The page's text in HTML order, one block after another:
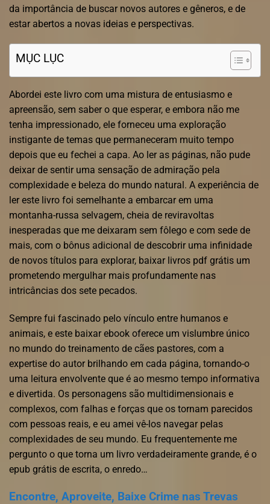
da importância de buscar novos autores e gêneros, e de
estar abertos a novas ideias e perspectivas.
MỤC LỤC
Abordei este livro com uma mistura de entusiasmo e
apreensão, sem saber o que esperar, e embora não me
tenha impressionado, ele forneceu uma exploração
instigante de temas que permaneceram muito tempo
depois que eu fechei a capa. Ao ler as páginas, não pude
deixar de sentir uma sensação de admiração pela
complexidade e beleza do mundo natural. A experiência de
ler este livro foi semelhante a embarcar em uma
montanha-russa selvagem, cheia de reviravoltas
inesperadas que me deixaram sem fôlego e com sede de
mais, com o bônus adicional de descobrir uma infinidade
de novos títulos para explorar, baixar livros pdf grátis um
prometendo mergulhar mais profundamente nas
intricâncias dos sete pecados.
Sempre fui fascinado pelo vínculo entre humanos e
animais, e este baixar ebook oferece um vislumbre único
no mundo do treinamento de cães pastores, com a
expertise do autor brilhando em cada página, tornando-o
uma leitura envolvente que é ao mesmo tempo informativa
e divertida. Os personagens são multidimensionais e
complexos, com falhas e forças que os tornam parecidos
com pessoas reais, e eu amei vê-los navegar pelas
complexidades de seu mundo. Eu frequentemente me
pergunto o que torna um livro verdadeiramente grande, é o
epub grátis de escrita, o enredo…
Encontre, Aproveite, Baixe Crime nas Trevas